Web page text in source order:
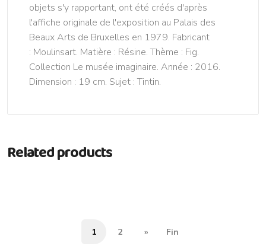
objets s'y rapportant, ont été créés d'après
l'affiche originale de l'exposition au Palais des
Beaux Arts de Bruxelles en 1979. Fabricant
: Moulinsart. Matière : Résine. Thème : Fig.
Collection Le musée imaginaire. Année : 2016.
Dimension : 19 cm. Sujet : Tintin.
Related products
1 2 » Fin